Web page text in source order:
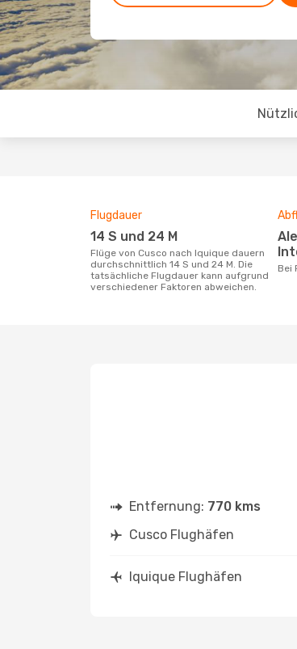
Flugdauer
14 S und 24 M
Flüge von Cusco nach Iquique dauern
durchschnittlich 14 S und 24 M. Die
tatsächliche Flugdauer kann aufgrund
verschiedener Faktoren abweichen.
Alejandro Velasco Astete
Entfernung: 770 kms
Cusco Flughäfen
Iquique Flughäfen